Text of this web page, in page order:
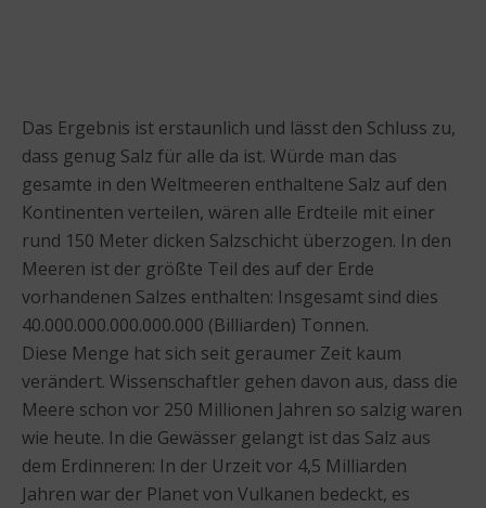
Das Ergebnis ist erstaunlich und lässt den Schluss zu,
dass genug Salz für alle da ist. Würde man das
gesamte in den Weltmeeren enthaltene Salz auf den
Kontinenten verteilen, wären alle Erdteile mit einer
rund 150 Meter dicken Salzschicht überzogen. In den
Meeren ist der größte Teil des auf der Erde
vorhandenen Salzes enthalten: Insgesamt sind dies
40.000.000.000.000.000 (Billiarden) Tonnen.
Diese Menge hat sich seit geraumer Zeit kaum
verändert. Wissenschaftler gehen davon aus, dass die
Meere schon vor 250 Millionen Jahren so salzig waren
wie heute. In die Gewässer gelangt ist das Salz aus
dem Erdinneren: In der Urzeit vor 4,5 Milliarden
Jahren war der Planet von Vulkanen bedeckt, es